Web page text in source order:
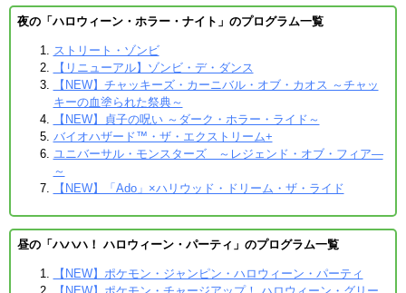
夜の「ハロウィーン・ホラー・ナイト」のプログラム一覧
ストリート・ゾンビ
【リニューアル】ゾンビ・デ・ダンス
【NEW】チャッキーズ・カーニバル・オブ・カオス ～チャッ
キーの血塗られた祭典～
【NEW】貞子の呪い ～ダーク・ホラー・ライド～
バイオハザード™・ザ・エクストリーム+
ユニバーサル・モンスターズ ～レジェンド・オブ・フィア―
～
【NEW】「Ado」×ハリウッド・ドリーム・ザ・ライド
昼の「ハハハ！ ハロウィーン・パーティ」のプログラム一覧
【NEW】ポケモン・ジャンピン・ハロウィーン・パーティ